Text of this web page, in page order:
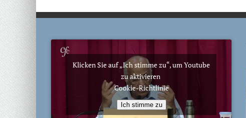
Klicken Sie auf „Ich stimme zu“, um Youtube
zu aktivieren
Cookie-Richtlinie
Ich stimme zu